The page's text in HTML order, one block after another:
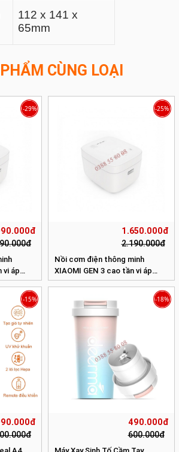
112 x 141 x
65mm
CÙNG LOẠI
-29%
vi áp
1.650.000đ
2.190.000đ
-25%
Nồi cơm điện thông minh
XIAOMI GEN 3 cao tần vi áp
suất 3L
-15%
490.000đ
600.000đ
-18%